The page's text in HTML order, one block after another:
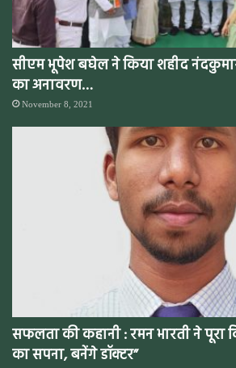
सीएम भूपेश बघेल ने किया शहीद
का अनावरण…
November 8, 2021
सफलता की कहानी : रमन भारती ने पूरा
का सपना, बनेंगे डॉक्टर”